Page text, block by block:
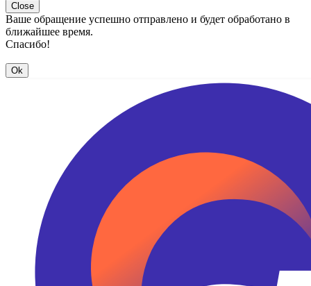
Close
Ваше обращение успешно отправлено и будет обработано в
ближайшее время.
Спасибо!
Ok